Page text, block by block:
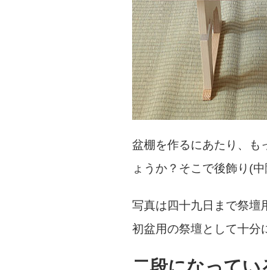
盆棚を作るにあたり、も
ょうか？そこで後飾り(
写真は四十九日まで祭壇
初盆用の祭壇として十分